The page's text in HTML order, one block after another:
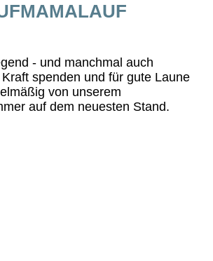
- und manchmal auch
spenden und für gute Laune
von unserem
auf dem neuesten Stand.